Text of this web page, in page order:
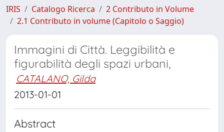
IRIS Catalogo Ricerca
2 Contributo in Volume
2.1 Contributo in volume (Capitolo o Saggio)
Immagini di Città. Leggibilità e
figurabilità degli spazi urbani,
CATALANO, Gilda
2013-01-01
Abstract